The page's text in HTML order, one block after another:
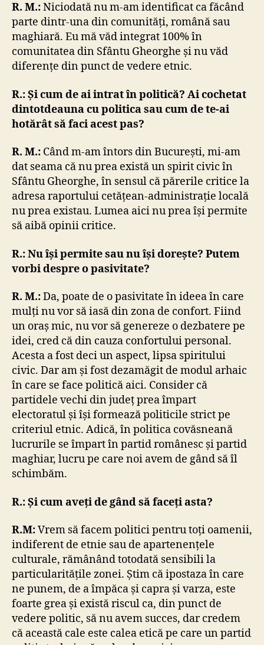
R. M.:Niciodată nu m-am identificat ca făcând
parte dintr-una din comunități, română sau
maghiară. Eu mă văd integrat 100% în
comunitatea din Sfântu Gheorghe și nu văd
diferențe din punct de vedere etnic.
R.:Și cum de ai intrat în politică? Ai cochetat
dintotdeauna cu politica sau cum de te-ai
hotărât să faci acest pas?
R. M.: Când m-am întors din București, mi-am
dat seama că nu prea există un spirit civic în
Sfântu Gheorghe, în sensul că părerile critice la
adresa raportului cetățean-administrație locală
nu prea existau. Lumea aici nu prea își permite
să aibă opinii critice.
R.: Nu își permite sau nu își dorește? Putem
vorbi despre o pasivitate?
R. M.:Da, poate de o pasivitate în ideea în care
mulți nu vor să iasă din zona de confort. Fiind
un oraș mic, nu vor să genereze o dezbatere pe
idei, cred că din cauza confortului personal.
Acesta a fost deci un aspect, lipsa spiritului
civic. Dar am și fost dezamăgit de modul arhaic
în care se face politică aici. Consider că
partidele vechi din județ prea împart
electoratul și își formează politicile strict pe
criteriul etnic. Adică, în politica covăsneană
lucrurile se împart în partid românesc și partid
maghiar, lucru pe care noi avem de gând să îl
schimbăm.
R.: Și cum aveți de gând să faceți asta?
R.M:Vrem să facem politici pentru toți oamenii,
indiferent de etnie sau de apartenențele
culturale, rămânând totodată sensibili la
particularitățile zonei. Știm că ipostaza în care
ne punem, de a împăca și capra și varza, este
foarte grea și există riscul ca, din punct de
vedere politic, să nu avem succes, dar credem
că această cale este calea etică pe care un partid